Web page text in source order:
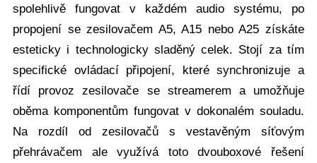
spolehlivě fungovat v každém audio systému, po
propojení se zesilovačem A5, A15 nebo A25 získáte
esteticky i technologicky sladěný celek. Stojí za tím
specifické ovládací připojení, které synchronizuje a
řídí provoz zesilovače se streamerem a umožňuje
oběma komponentům fungovat v dokonalém souladu.
Na rozdíl od zesilovačů s vestavěným síťovým
přehrávačem ale využívá toto dvouboxové řešení